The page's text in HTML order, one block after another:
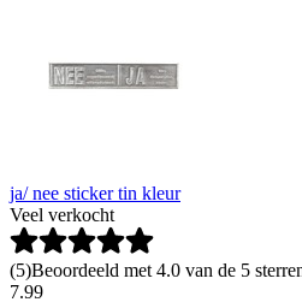
ja/ nee sticker tin kleur
Veel verkocht
(5)Beoordeeld met 4.0 van de 5
7.99